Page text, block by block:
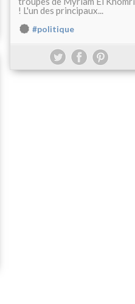
! L'un des principaux...
#politique